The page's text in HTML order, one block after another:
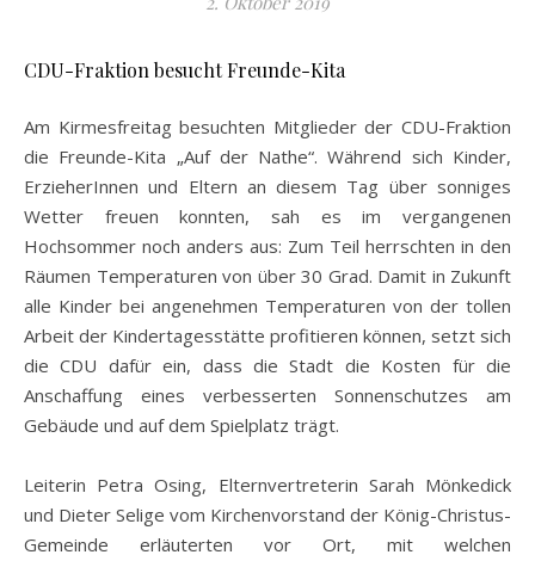
CDU-Fraktion besucht Freunde-Kita
Am Kirmesfreitag besuchten Mitglieder der CDU-Fraktion
die Freunde-Kita „Auf der Nathe“. Während sich Kinder,
ErzieherInnen und Eltern an diesem Tag über sonniges
Wetter freuen konnten, sah es im vergangenen
Hochsommer noch anders aus: Zum Teil herrschten in den
Räumen Temperaturen von über 30 Grad. Damit in Zukunft
alle Kinder bei angenehmen Temperaturen von der tollen
Arbeit der Kindertagesstätte profitieren können, setzt sich
die CDU dafür ein, dass die Stadt die Kosten für die
Anschaffung eines verbesserten Sonnenschutzes am
Gebäude und auf dem Spielplatz trägt.
Leiterin Petra Osing, Elternvertreterin Sarah Mönkedick
und Dieter Selige vom Kirchenvorstand der König-Christus-
Gemeinde erläuterten vor Ort, mit welchen